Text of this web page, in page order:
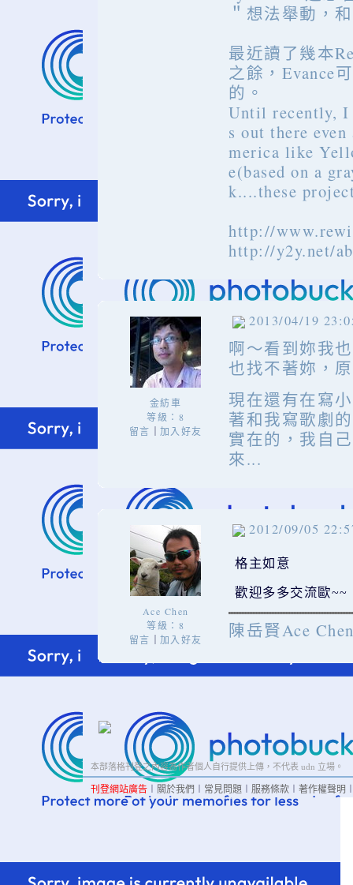
＂想法舉動，
最近讀了幾本
之餘，Evance
的。
Until recently, I
s out there
merica like
e(based on a
k....these
http://
http://y2y.net/
金紡車
等級：8
留言
加入好友
2013/04/19
啊～看到妳我
也找不著妳，
現在還有在寫
著和我寫歌劇
實在的，我自
來...
Ace Chen
等級：8
留言
加入好友
2012/09/05
格主如意
歡迎多多交流歐~~
陳岳賢Ace
本部落格刊登之內容為作者個人自行提供上傳，不代表 udn 立場。
刊登網站廣告 關於我們 常見問題 服務條款 著作權聲明